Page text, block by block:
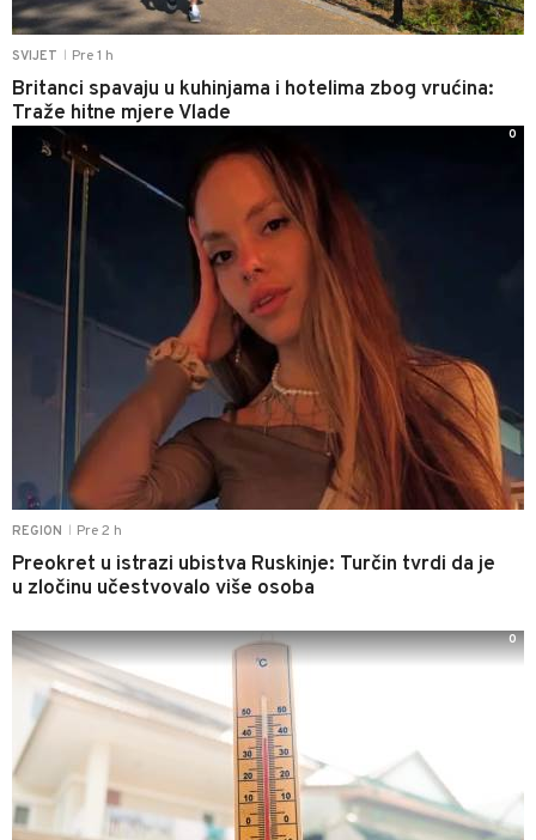
SVIJET Pre 1 h
Britanci spavaju u kuhinjama i hotelima zbog vrućina:
Traže hitne mjere Vlade
REGION Pre 2 h
Preokret u istrazi ubistva Ruskinje: Turčin tvrdi da je
u zločinu učestvovalo više osoba
0
0